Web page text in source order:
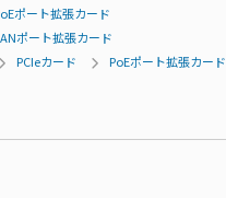
ポート拡張カード
ポート拡張カード
PCIeカード PoEポート拡張カード